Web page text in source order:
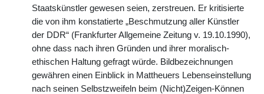
Staatskünstler gewesen seien, zerstreuen. Er kritisierte
die von ihm konstatierte „Beschmutzung aller Künstler
der DDR“ (Frankfurter Allgemeine Zeitung v. 19.10.1990),
ohne dass nach ihren Gründen und ihrer moralisch-
ethischen Haltung gefragt würde. Bildbezeichnungen
gewähren einen Einblick in Mattheuers Lebenseinstellung
nach seinen Selbstzweifeln beim (Nicht)Zeigen-Können